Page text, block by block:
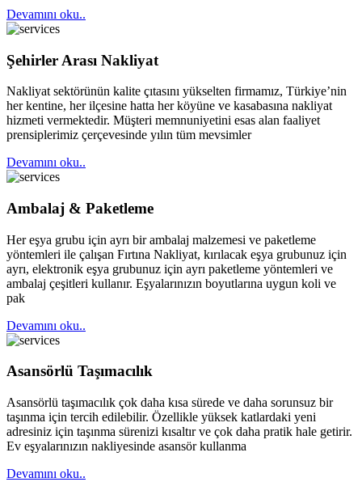
Devamını oku..
Şehirler Arası Nakliyat
Nakliyat sektörünün kalite çıtasını yükselten firmamız, Türkiye’nin
her kentine, her ilçesine hatta her köyüne ve kasabasına nakliyat
hizmeti vermektedir. Müşteri memnuniyetini esas alan faaliyet
prensiplerimiz çerçevesinde yılın tüm mevsimler
Devamını oku..
Ambalaj & Paketleme
Her eşya grubu için ayrı bir ambalaj malzemesi ve paketleme
yöntemleri ile çalışan Fırtına Nakliyat, kırılacak eşya grubunuz için
ayrı, elektronik eşya grubunuz için ayrı paketleme yöntemleri ve
ambalaj çeşitleri kullanır. Eşyalarınızın boyutlarına uygun koli ve
pak
Devamını oku..
Asansörlü Taşımacılık
Asansörlü taşımacılık çok daha kısa sürede ve daha sorunsuz bir
taşınma için tercih edilebilir. Özellikle yüksek katlardaki yeni
adresiniz için taşınma sürenizi kısaltır ve çok daha pratik hale getirir.
Ev eşyalarınızın nakliyesinde asansör kullanma
Devamını oku..